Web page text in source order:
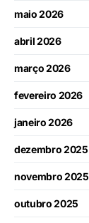
maio 2026
abril 2026
março 2026
fevereiro 2026
janeiro 2026
dezembro 2025
novembro 2025
outubro 2025